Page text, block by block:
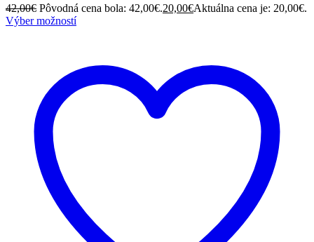
42,00€ Pôvodná cena bola: 42,00€.20,00€Aktuálna cena je: 20,00€.
Výber možností